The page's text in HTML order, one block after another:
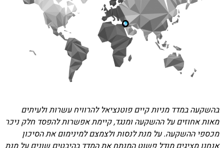
בהשקעה במדד מניות קיים פוטנציאל להרוויח עשרות ולעיתים
מאות אחוזים על ההשקעה ומנגד, קיימת אפשרות להפסד חלק ניכר
מכספי ההשקעה. על מנת לנסות ולצמצם למינימום את הסיכון